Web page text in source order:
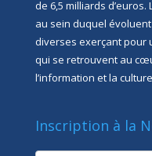
de 6,5 milliards
au sein duquel
diverses exerçant pour
qui se retrouvent au
l’information et la
Inscription à la
newsletter